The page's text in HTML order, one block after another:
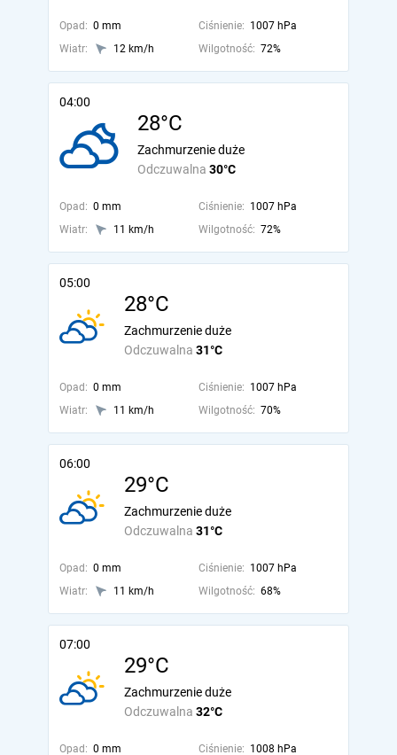
Opad: 0 mm Ciśnienie: 1007 hPa
Wiatr:
12 km/h Wilgotność: 72%
04:00
28°C
Odczuwalna 30°C
Zachmurzenie duże
Opad: 0 mm Ciśnienie: 1007 hPa
Wiatr:
11 km/h Wilgotność: 72%
05:00
28°C
Odczuwalna 31°C
Zachmurzenie duże
Opad: 0 mm Ciśnienie: 1007 hPa
Wiatr:
11 km/h Wilgotność: 70%
06:00
29°C
Odczuwalna 31°C
Zachmurzenie duże
Opad: 0 mm Ciśnienie: 1007 hPa
Wiatr:
11 km/h Wilgotność: 68%
07:00
29°C
Odczuwalna 32°C
Zachmurzenie duże
Opad: 0 mm Ciśnienie: 1008 hPa